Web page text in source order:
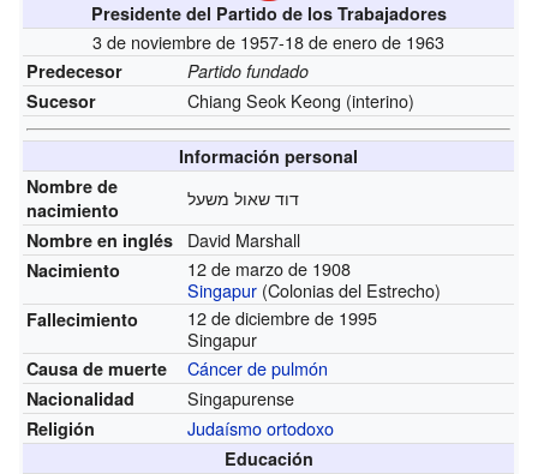
Presidente del Partido de los Trabajadores
3 de noviembre de 1957-18 de enero de 1963
Predecesor
Partido fundado
Sucesor
Chiang Seok Keong (interino)
Información personal
Nombre de
nacimiento
דוד שאול משעל
Nombre en inglés David Marshall
Nacimiento
12 de marzo de 1908
Singapur (Colonias del Estrecho)
Fallecimiento
12 de diciembre de 1995
Singapur
Causa de muerte Cáncer de pulmón
Nacionalidad Singapurense
Religión Judaísmo ortodoxo
Educación